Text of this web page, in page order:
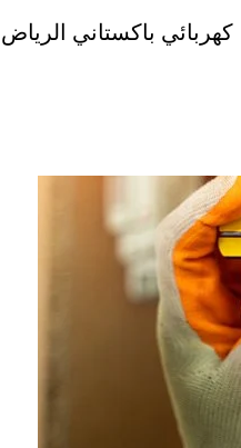
كهربائي باكستاني الرياض